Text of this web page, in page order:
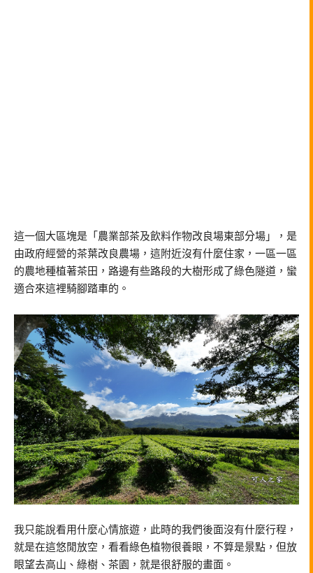
這一個大區塊是「農業部茶及飲料作物改良場東部分場」，是
由政府經營的茶葉改良農場，這附近沒有什麼住家，一區一區
的農地種植著茶田，路邊有些路段的大樹形成了綠色隧道，蠻
適合來這裡騎腳踏車的。
我只能說看用什麼心情旅遊，此時的我們後面沒有什麼行程，
就是在這悠閒放空，看看綠色植物很養眼，不算是景點，但放
眼望去高山、綠樹、茶園，就是很舒服的畫面。